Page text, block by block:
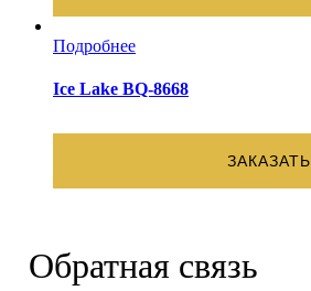
Подробнее
Ice Lake BQ-8668
ЗАКАЗАТЬ
Обратная связь